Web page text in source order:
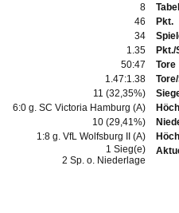
8
46
Pkt.
34
1.35
Pkt./
50:47
Tore
1.47:1.38
11 (32,35%)
6:0 g. SC Victoria Hamburg (A)
10 (29,41%)
1:8 g. VfL Wolfsburg II (A)
1 Sieg(e)
2 Sp. o. Niederlage